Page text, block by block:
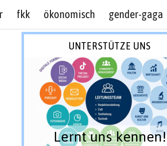
fkk ökonomisch gender-gaga
UNTERSTÜTZE UNS
Lernt uns kennen!